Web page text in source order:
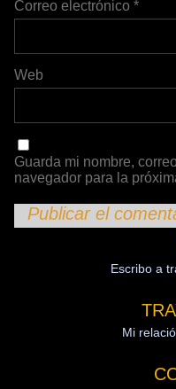
Correo electrónico *
Web
Guarda mi nombre,
navegador para la
Escribo a
Mi